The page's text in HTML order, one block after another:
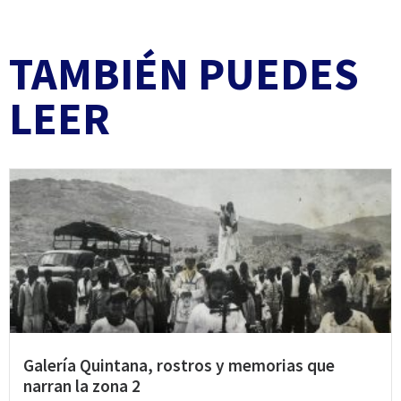
TAMBIÉN PUEDES
LEER
Galería Quintana, rostros y memorias que
narran la zona 2